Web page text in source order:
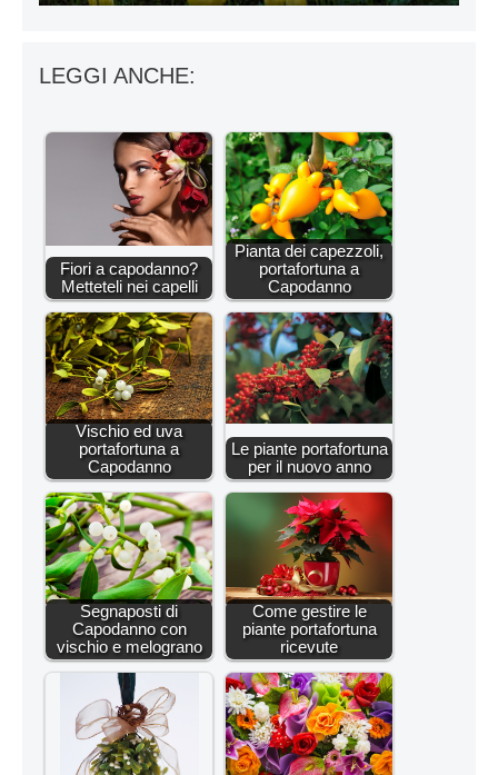
LEGGI ANCHE:
Fiori a capodanno?
Metteteli nei capelli
Pianta dei capezzoli,
portafortuna a
Capodanno
Vischio ed uva
portafortuna a
Capodanno
Le piante portafortuna
per il nuovo anno
Segnaposti di
Capodanno con
vischio e melograno
Come gestire le
piante portafortuna
ricevute